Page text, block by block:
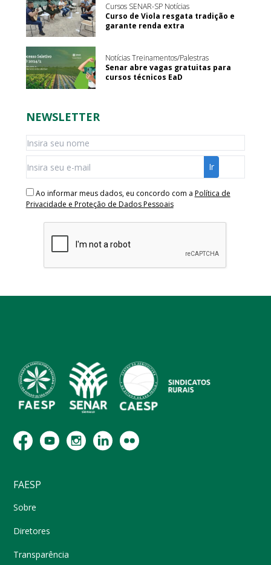
Cursos SENAR-SP Notícias
Curso de Viola resgata tradição e
garante renda extra
Notícias Treinamentos/Palestras
Senar abre vagas gratuitas para
cursos técnicos EaD
NEWSLETTER
Ao informar meus dados, eu concordo com a Política de
Privacidade e Proteção de Dados Pessoais
FAESP
Sobre
Diretores
Transparência